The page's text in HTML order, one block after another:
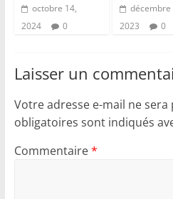
octobre 14,
2024
0
décembre
2023
0
Laisser un
Votre adresse e-mail ne sera
obligatoires sont indiqués
Commentaire*